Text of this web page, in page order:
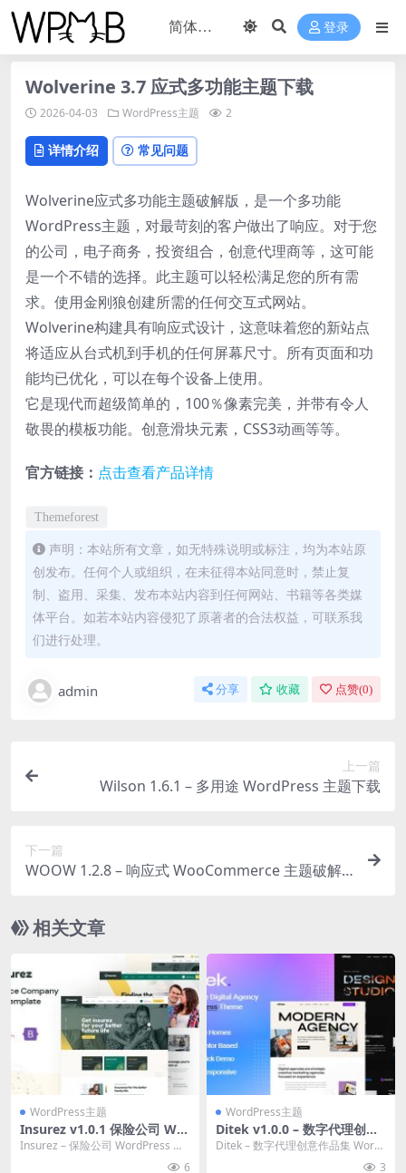
登录
Wolverine 3.7 应式多功能主题下载
2026-04-03 WordPress主题 2
详情介绍 常见问题
Wolverine应式多功能主题破解版，是一个多功能
WordPress主题，对最苛刻的客户做出了响应。对于您
的公司，电子商务，投资组合，创意代理商等，这可能
是一个不错的选择。此主题可以轻松满足您的所有需
求。使用金刚狼创建所需的任何交互式网站。
Wolverine构建具有响应式设计，这意味着您的新站点
将适应从台式机到手机的任何屏幕尺寸。所有页面和功
能均已优化，可以在每个设备上使用。
它是现代而超级简单的，100％像素完美，并带有令人
敬畏的模板功能。创意滑块元素，CSS3动画等等。
官方链接： 点击查看产品详情
Themeforest
声明：本站所有文章，如无特殊说明或标注，均为本站原
创发布。任何个人或组织，在未征得本站同意时，禁止复
制、盗用、采集、发布本站内容到任何网站、书籍等各类媒
体平台。如若本站内容侵犯了原著者的合法权益，可联系我
们进行处理。
admin 分享 收藏 点赞(0)
上一篇
Wilson 1.6.1 – 多用途 WordPress 主题下载
下一篇
WOOW 1.2.8 – 响应式 WooCommerce 主题破解
相关文章
WordPress主题
Insurez v1.0.1 保险公司 Wor
dPress 主题下载
Insurez – 保险公司 WordPress 主
6
WordPress主题
Ditek v1.0.0 – 数字代理创意
作品集 WordPress 主题下载
Ditek – 数字代理创意作品集 Word
3